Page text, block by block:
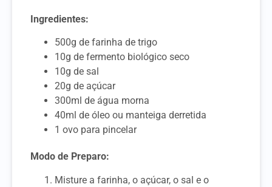
Ingredientes:
500g de farinha de trigo
10g de fermento biológico seco
10g de sal
20g de açúcar
300ml de água morna
40ml de óleo ou manteiga derretida
1 ovo para pincelar
Modo de Preparo:
Misture a farinha, o açúcar, o sal e o